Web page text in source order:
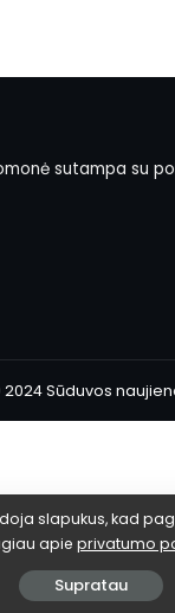
sutampa su
Sūduvos
slapukus, kad
apie privatumo
Supratau